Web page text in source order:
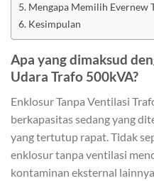
Mengapa Memilih Evernew
Kesimpulan
Apa yang dimaksud
Udara Trafo 500kVA?
Enklosur Tanpa Ventilasi
berkapasitas sedang yang
yang tertutup rapat. Tidak
enklosur tanpa ventilasi
kontaminan eksternal